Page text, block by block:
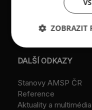
DIČ: CZ26547783
DALŠÍ ODKAZY
Stanovy AMSP ČR
Reference
Aktuality a multimédia
ZOBRAZIT